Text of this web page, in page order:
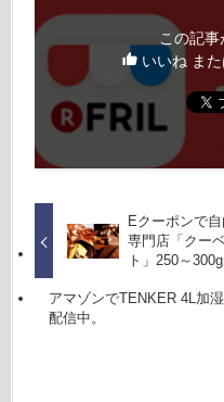
この記事
いいね ま
Eクーポンで
専門店「クー
ト」250～300g
アマゾンでTENKER 4L加
配信中。